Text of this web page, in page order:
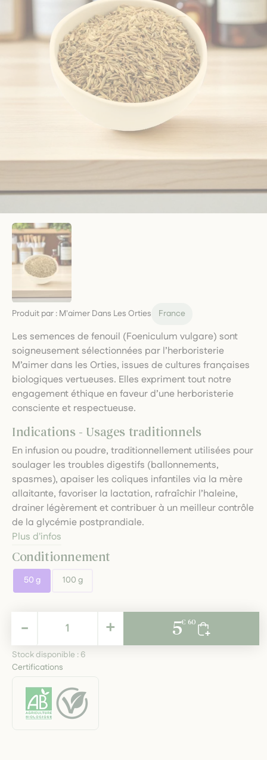
Produit par : M'aimer Dans Les Orties France
Les semences de fenouil (Foeniculum vulgare) sont
soigneusement sélectionnées par l’herboristerie
M’aimer dans les Orties, issues de cultures françaises
biologiques vertueuses. Elles expriment tout notre
engagement éthique en faveur d’une herboristerie
consciente et respectueuse.
Indications - Usages traditionnels
En infusion ou poudre, traditionnellement utilisées pour
soulager les troubles digestifs (ballonnements,
spasmes), apaiser les coliques infantiles via la mère
allaitante, favoriser la lactation, rafraîchir l’haleine,
drainer légèrement et contribuer à un meilleur contrôle
de la glycémie postprandiale.
Plus d'infos
Conditionnement
50 g 100 g
5,60 € +
- 5€ 60
Stock disponible : 6
Certifications